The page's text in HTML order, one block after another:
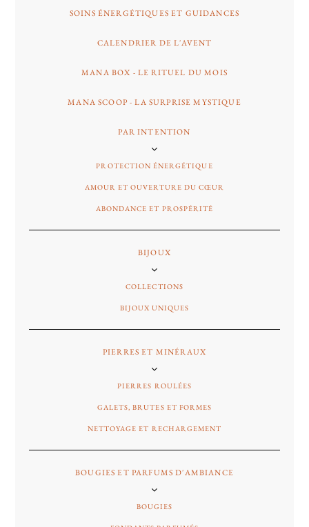
SOINS ÉNERGÉTIQUES ET GUIDANCES
CALENDRIER DE L'AVENT
MANA BOX - LE RITUEL DU MOIS
MANA SCOOP - LA SURPRISE MYSTIQUE
PAR INTENTION
PROTECTION ÉNERGÉTIQUE
AMOUR ET OUVERTURE DU CŒUR
ABONDANCE ET PROSPÉRITÉ
BIJOUX
COLLECTIONS
BIJOUX UNIQUES
PIERRES ET MINÉRAUX
PIERRES ROULÉES
GALETS, BRUTES ET FORMES
NETTOYAGE ET RECHARGEMENT
BOUGIES ET PARFUMS D'AMBIANCE
BOUGIES